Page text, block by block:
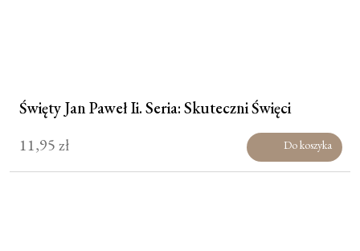
Święty Jan Paweł Ii. Seria: Skuteczni Święci
11,95zł Do koszyka